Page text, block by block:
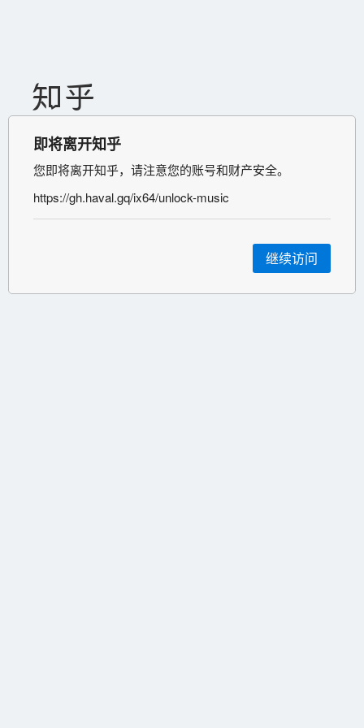
即将离开知乎
您即将离开知乎，请注意您的账号和财产安全。
https://gh.haval.gq/ix64/unlock-music
继续访问